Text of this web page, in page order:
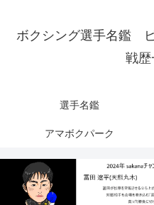
ボクシング選手名鑑
戦歴
選手名鑑
アマボクパーク